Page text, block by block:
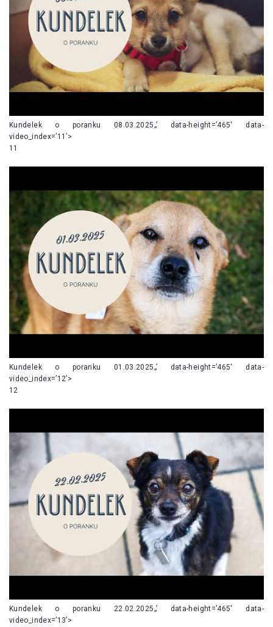
Kundelek o poranku 08.03.2025„’ data-height=’465′ data-
video_index=’11’>
11
Kundelek o poranku 01.03.2025„’ data-height=’465′ data-
video_index=’12’>
12
Kundelek o poranku 22.02.2025„’ data-height=’465′ data-
video_index=’13’>